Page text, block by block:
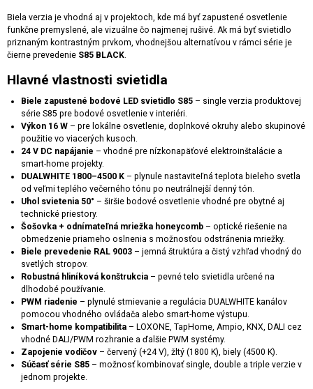
Biela verzia je vhodná aj v projektoch, kde má byť zapustené osvetlenie
funkčne premyslené, ale vizuálne čo najmenej rušivé. Ak má byť svietidlo
priznaným kontrastným prvkom, vhodnejšou alternatívou v rámci série je
čierne prevedenie S85 BLACK
Hlavné vlastnosti svietidla
Biele zapustené bodové LED svietidlo S85 – single verzia produktovej
série S85 pre bodové osvetlenie v interiéri.
Výkon 16 W – pre lokálne osvetlenie, doplnkové okruhy alebo skupinové
použitie vo viacerých kusoch.
24 V DC napájanie – vhodné pre nízkonapäťové elektroinštalácie a
smart-home projekty.
DUALWHITE 1800–4500 K – plynule nastaviteľná teplota bieleho svetla
od veľmi teplého večerného tónu po neutrálnejší denný tón.
Uhol svietenia 50° – širšie bodové osvetlenie vhodné pre obytné aj
technické priestory.
Šošovka + odnímateľná mriežka honeycomb – optické riešenie na
obmedzenie priameho oslnenia s možnosťou odstránenia mriežky.
Biele prevedenie RAL 9003 – jemná štruktúra a čistý vzhľad vhodný do
svetlých stropov.
Robustná hliníková konštrukcia – pevné telo svietidla určené na
dlhodobé používanie.
PWM riadenie – plynulé stmievanie a regulácia DUALWHITE kanálov
pomocou vhodného ovládača alebo smart-home výstupu.
Smart-home kompatibilita – LOXONE, TapHome, Ampio, KNX, DALI cez
vhodné DALI/PWM rozhranie a ďalšie PWM systémy.
Zapojenie vodičov – červený (+24 V), žltý (1800 K), biely (4500 K).
Súčasť série S85 – možnosť kombinovať single, double a triple verzie v
jednom projekte.